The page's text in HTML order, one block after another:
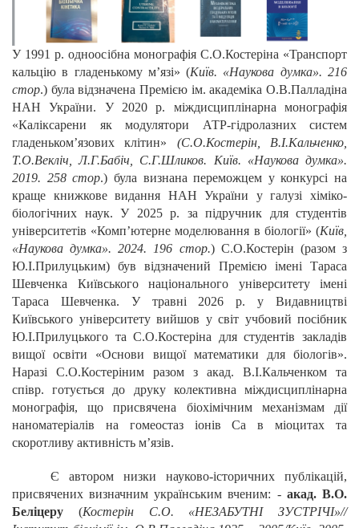
У 1991 р. одноосібна монографія С.О.Костеріна «Транспорт
кальцію в гладенькому м’язі» (Київ. «Наукова думка». 216
стор.) була відзначена Премією ім. академіка О.В.Палладіна
НАН України. У 2020 р. міждисциплінарна монографія
«Каліксарени як модулятори АТР-гідролазних систем
гладеньком’язових клітин» (С.О.Костерін, В.І.Кальченко,
Т.О.Векліч, Л.Г.Бабіч, С.Г.Шликов. Київ. «Наукова думка».
2019. 258 стор.) була визнана переможцем у конкурсі на
краще книжкове видання НАН України у галузі хіміко-
біологічних наук. У 2025 р. за підручник для студентів
університетів «Комп’ютерне моделювання в біології» (Київ,
«Наукова думка». 2024. 196 cтор.) С.О.Костерін (разом з
Ю.І.Прилуцьким) був відзначений Премією імені Тараса
Шевченка Київського національного університету імені
Тараса Шевченка. У травні 2026 р. у Видавництві
Київського університету вийшов у світ учбовий посібник
Ю.І.Прилуцького та С.О.Костеріна для студентів закладів
вищої освіти «Основи вищої математики для біологів».
Наразі С.О.Костеріним разом з акад. В.І.Кальченком та
співр. готується до друку колективна міждисциплінарна
монографія, що присвячена біохімічним механізмам дії
наноматеріалів на гомеостаз іонів Са в міоцитах та
скоротливу активність м’язів.
Є автором низки науково-історичних публікацій,
присвячених визначним українським вченим: - акад. В.О.
Беліцеру (Костерін С.О. «НЕЗАБУТНІ ЗУСТРІЧІ»//